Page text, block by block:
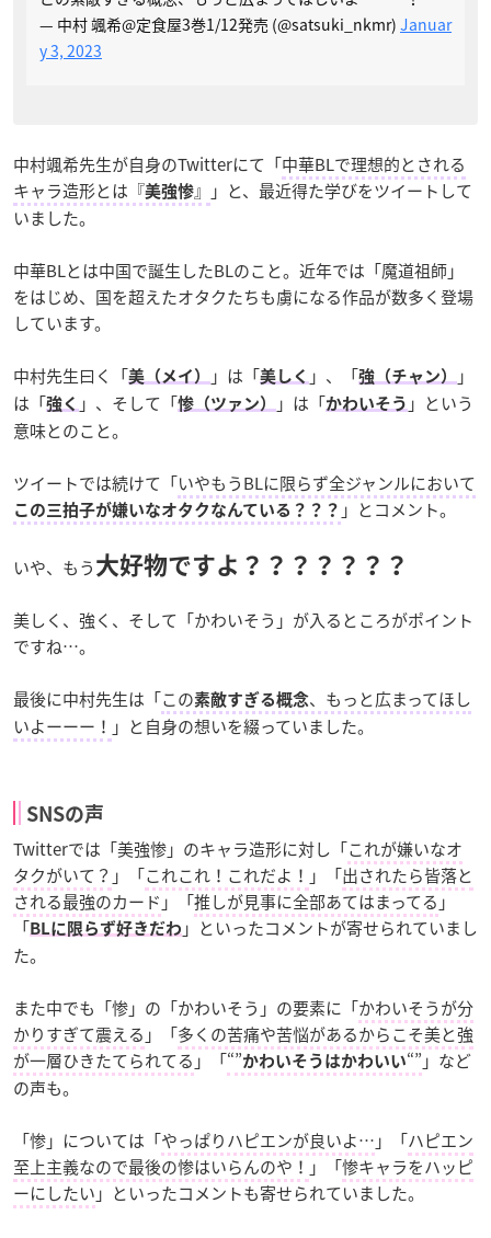
— 中村 颯希@定食屋3巻1/12発売 (@satsuki_nkmr) Januar
y 3, 2023
中村颯希先生が自身のTwitterにて「中華BLで理想的とされる
キャラ造形とは『美強惨』 」と、最近得た学びをツイートして
いました。
中華BLとは中国で誕生したBLのこと。近年では「魔道祖師」
をはじめ、国を超えたオタクたちも虜になる作品が数多く登場
しています。
中村先生曰く「美（メイ） 」は「美しく 」、「強（チャン）
」
は「強く 」、そして「惨（ツァン） 」は「かわいそう 」という
意味とのこと。
ツイートでは続けて「いやもうBLに限らず全ジャンルにおいて
この三拍子が嫌いなオタクなんている？？？ 」とコメント。
いや、もう大好物ですよ？？？？？？？
美しく、強く、そして「かわいそう」が入るところがポイント
ですね…。
最後に中村先生は「この素敵すぎる概念、もっと広まってほし
いよーーー！ 」と自身の想いを綴っていました。
SNSの声
Twitterでは「美強惨」のキャラ造形に対し「これが嫌いなオ
タクがいて？ 」「これこれ！これだよ！ 」「出されたら皆落と
される最強のカード 」「推しが見事に全部あてはまってる 」
「BLに限らず好きだわ 」といったコメントが寄せられていまし
た。
また中でも「惨」の「かわいそう」の要素に「かわいそうが分
かりすぎて震える 」「多くの苦痛や苦悩があるからこそ美と強
が一層ひきたてられてる 」「“”かわいそうはかわいい“” 」など
の声も。
「惨」については「やっぱりハピエンが良いよ… 」「ハピエン
至上主義なので最後の惨はいらんのや！ 」「惨キャラをハッピ
ーにしたい 」といったコメントも寄せられていました。